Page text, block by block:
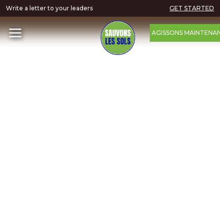
Write a letter to your leaders GET STARTED
AGISSONS